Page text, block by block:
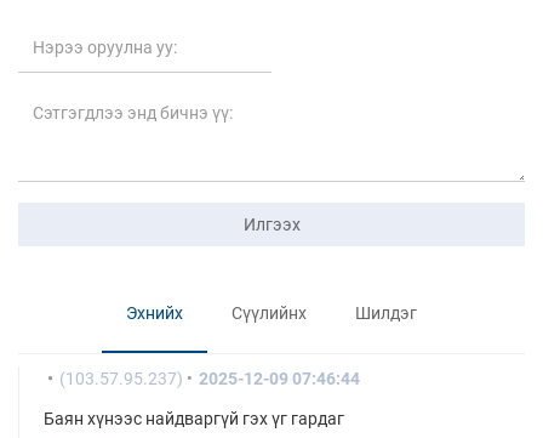
Илгээх
Эхнийх Сүүлийнх Шилдэг
(103.57.95.237) 2025-12-09 07:46:44
Баян хүнээс найдваргүй гэх үг гардаг